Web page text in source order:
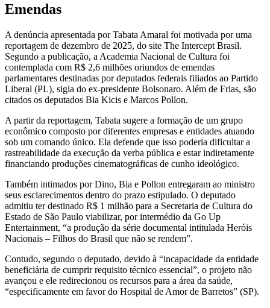
Emendas
A denúncia apresentada por Tabata Amaral foi motivada por uma
reportagem de dezembro de 2025, do site The Intercept Brasil.
Segundo a publicação, a Academia Nacional de Cultura foi
contemplada com R$ 2,6 milhões oriundos de emendas
parlamentares destinadas por deputados federais filiados ao Partido
Liberal (PL), sigla do ex-presidente Bolsonaro. Além de Frias, são
citados os deputados Bia Kicis e Marcos Pollon.
A partir da reportagem, Tabata sugere a formação de um grupo
econômico composto por diferentes empresas e entidades atuando
sob um comando único. Ela defende que isso poderia dificultar a
rastreabilidade da execução da verba pública e estar indiretamente
financiando produções cinematográficas de cunho ideológico.
Também intimados por Dino, Bia e Pollon entregaram ao ministro
seus esclarecimentos dentro do prazo estipulado. O deputado
admitiu ter destinado R$ 1 milhão para a Secretaria de Cultura do
Estado de São Paulo viabilizar, por intermédio da Go Up
Entertainment, “a produção da série documental intitulada Heróis
Nacionais – Filhos do Brasil que não se rendem”.
Contudo, segundo o deputado, devido à “incapacidade da entidade
beneficiária de cumprir requisito técnico essencial”, o projeto não
avançou e ele redirecionou os recursos para a área da saúde,
“especificamente em favor do Hospital de Amor de Barretos” (SP).